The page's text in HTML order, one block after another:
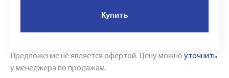
Купить
Предложение не является офертой. Цену можно уточнить
у менеджера по продажам.